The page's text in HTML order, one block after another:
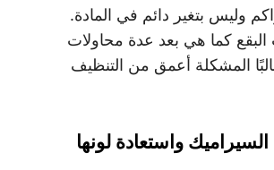
وليس بتغير دائم في المادة.
البقع كما هي بعد عدة محاولات
المشكلة أعمق من التنظيف
واستعادة لونها